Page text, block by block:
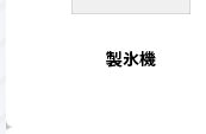
製氷機